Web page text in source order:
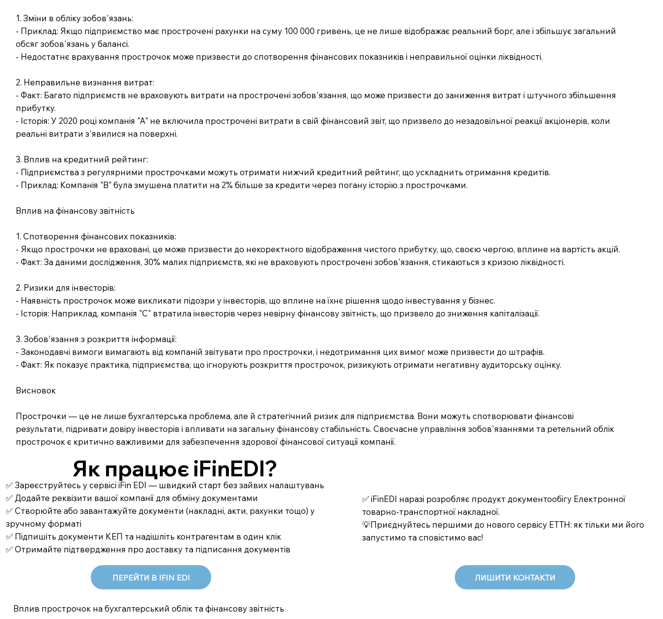
1. Зміни в обліку зобов'язань:
- Приклад: Якщо підприємство має прострочені рахунки на суму 100 000 гривень, це не лише відображає реальний борг, але і збільшує загальний
обсяг зобов'язань у балансі.
- Недостатнє врахування прострочок може призвести до спотворення фінансових показників і неправильної оцінки ліквідності.
2. Неправильне визнання витрат:
- Факт: Багато підприємств не враховують витрати на прострочені зобов'язання, що може призвести до заниження витрат і штучного збільшення
прибутку.
- Історія: У 2020 році компанія "А" не включила прострочені витрати в свій фінансовий звіт, що призвело до незадовільної реакції акціонерів, коли
реальні витрати з'явилися на поверхні.
3. Вплив на кредитний рейтинг:
- Підприємства з регулярними прострочками можуть отримати нижчий кредитний рейтинг, що ускладнить отримання кредитів.
- Приклад: Компанія "B" була змушена платити на 2% більше за кредити через погану історію з прострочками.
Вплив на фінансову звітність
1. Спотворення фінансових показників:
- Якщо прострочки не враховані, це може призвести до некоректного відображення чистого прибутку, що, своєю чергою, вплине на вартість акцій.
- Факт: За даними дослідження, 30% малих підприємств, які не враховують прострочені зобов'язання, стикаються з кризою ліквідності.
2. Ризики для інвесторів:
- Наявність прострочок може викликати підозри у інвесторів, що вплине на їхнє рішення щодо інвестування у бізнес.
- Історія: Наприклад, компанія "C" втратила інвесторів через невірну фінансову звітність, що призвело до зниження капіталізації.
3. Зобов'язання з розкриття інформації:
- Законодавчі вимоги вимагають від компаній звітувати про прострочки, і недотримання цих вимог може призвести до штрафів.
- Факт: Як показує практика, підприємства, що ігнорують розкриття прострочок, ризикують отримати негативну аудиторську оцінку.
Висновок
Прострочки — це не лише бухгалтерська проблема, але й стратегічний ризик для підприємства. Вони можуть спотворювати фінансові
результати, підривати довіру інвесторів і впливати на загальну фінансову стабільність. Своєчасне управління зобов'язаннями та ретельний облік
прострочок є критично важливими для забезпечення здорової фінансової ситуації компанії.
✅ Зареєструйтесь у сервісі iFin EDI — швидкий старт без зайвих налаштувань
✅ Додайте реквізити вашої компанії для обміну документами
✅ Створюйте або завантажуйте документи (накладні, акти, рахунки тощо) у
зручному форматі
✅ Підпишіть документи КЕП та надішліть контрагентам в один клік
✅ Отримайте підтвердження про доставку та підписання документів
ПЕРЕЙТИ В IFIN EDI
Як працює iFinEDI?
✅ iFinEDI наразі розробляє продукт документообігу Електронної
товарно-транспортної накладної.
💡Приєднуйтесь першими до нового сервісу ЕТТН: як тільки ми його
запустимо та сповістимо вас!
ЛИШИТИ КОНТАКТИ
Вплив прострочок на бухгалтерський облік та фінансову звітність